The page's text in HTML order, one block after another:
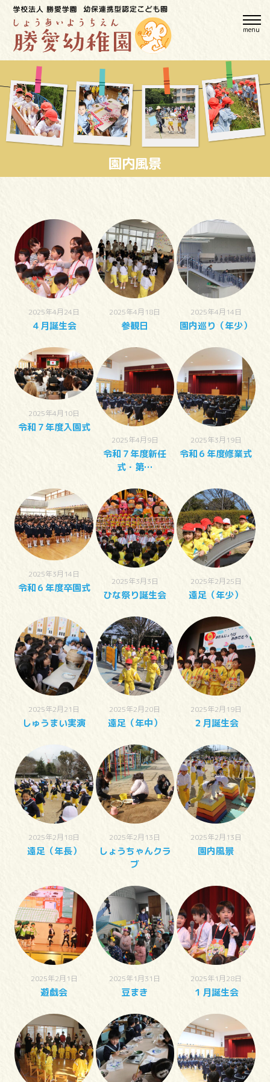
園内風景
2025年4月24日
４月誕生会
2025年4月18日
参観日
2025年4月14日
園内巡り（年少）
2025年4月10日
令和７年度入園式
2025年4月9日
令和７年度新任
式・第…
2025年3月19日
令和６年度修業式
2025年3月14日
令和６年度卒園式
2025年3月3日
ひな祭り誕生会
2025年2月25日
遠足（年少）
2025年2月21日
しゅうまい実演
2025年2月20日
遠足（年中）
2025年2月19日
２月誕生会
2025年2月18日
遠足（年長）
2025年2月13日
しょうちゃんクラ
ブ
2025年2月13日
園内風景
2025年2月1日
遊戯会
2025年1月31日
豆まき
2025年1月28日
１月誕生会
menu